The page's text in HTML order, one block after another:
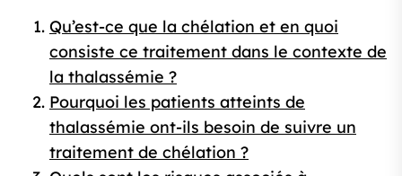
Qu’est-ce que la chélation et en quoi
consiste ce traitement dans le contexte de
la thalassémie ?
Pourquoi les patients atteints de
thalassémie ont-ils besoin de suivre un
traitement de chélation ?